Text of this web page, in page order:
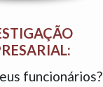
funcionários?